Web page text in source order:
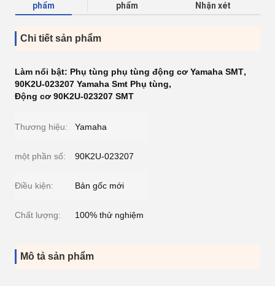
phẩm
phẩm
Nhận xét
Chi tiết sản phẩm
Làm nổi bật: Phụ tùng phụ tùng động cơ Yamaha SMT,
90K2U-023207 Yamaha Smt Phụ tùng,
Động cơ 90K2U-023207 SMT
Thương hiệu: Yamaha
một phần số: 90K2U-023207
Điều kiện: Bản gốc mới
Chất lượng: 100% thử nghiệm
Mô tả sản phẩm